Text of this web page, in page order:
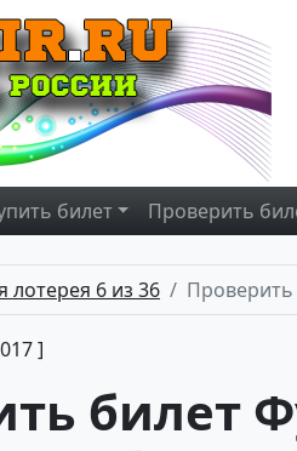
билет Проверить
лотерея 6 из 36 Проверить
]
билет